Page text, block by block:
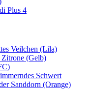
Plus 4
Veilchen (Lila)
(Gelb)
Schwert
Sanddorn (Orange)